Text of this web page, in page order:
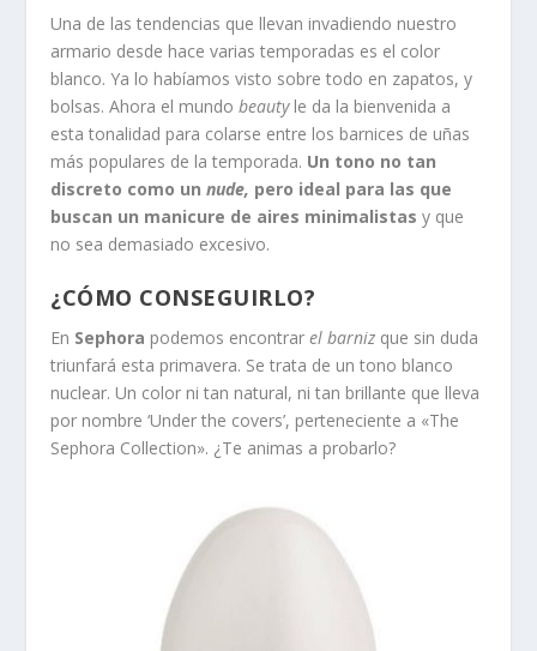
Una de las tendencias que llevan invadiendo nuestro
armario desde hace varias temporadas es el color
blanco. Ya lo habíamos visto sobre todo en zapatos, y
bolsas. Ahora el mundobeautyle da la bienvenida a
esta tonalidad para colarse entre los barnices de uñas
más populares de la temporada. Un tono no tan
discreto como unnude, pero ideal para las que
buscan un manicure de aires minimalistas y que
no sea demasiado excesivo.
¿CÓMO CONSEGUIRLO?
En Sephora podemos encontrarel barniz que sin duda
triunfará esta primavera. Se trata de un tono blanco
nuclear. Un color ni tan natural, ni tan brillante que lleva
por nombre ‘Under the covers’, perteneciente a «The
Sephora Collection». ¿Te animas a probarlo?